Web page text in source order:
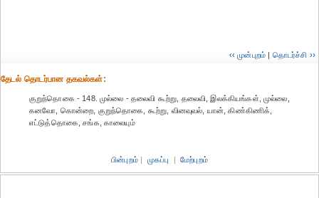
‹‹ முன்புறம் | தொடர்ச்சி ››
தேட‌ல் தொட‌ர்பான தகவ‌ல்க‌ள்:
குறுந்தொகை - 148. முல்லை - தலைவி கூற்று, தலைவி, இலக்கியங்கள், முல்லை,
கனவோ, கொன்றை, குறுந்தொகை, கூற்று, வினவுவல், யான், கிண்கிணிக்,
எட்டுத்தொகை, சங்க, காலையும்
பின்புறம் | முகப்பு | மேற்புறம்